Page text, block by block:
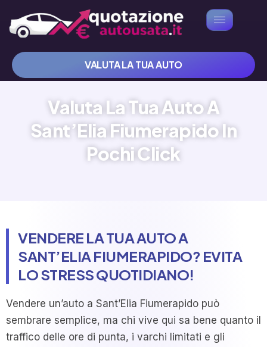
VALUTA LA TUA AUTO
Valuta La Tua Auto A
Sant’Elia Fiumerapido In
Pochi Click
VENDERE LA TUA AUTO A
SANT’ELIA FIUMERAPIDO? EVITA
LO STRESS QUOTIDIANO!
Vendere un’auto a Sant’Elia Fiumerapido può
sembrare semplice, ma chi vive qui sa bene quanto il
traffico delle ore di punta, i varchi limitati e gli